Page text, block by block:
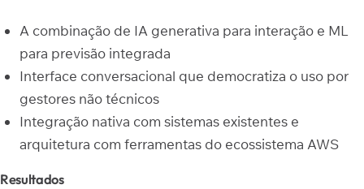
A combinação de IA generativa para interação e ML
para previsão integrada
Interface conversacional que democratiza o uso por
gestores não técnicos
Integração nativa com sistemas existentes e
arquitetura com ferramentas do ecossistema AWS
Resultados